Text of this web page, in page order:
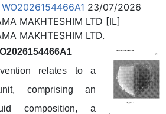
WO2026154466A1 23/07/2026
MAKHTESHIM LTD [IL]
MAKHTESHIM LTD.
relates to a
comprising an
composition, a